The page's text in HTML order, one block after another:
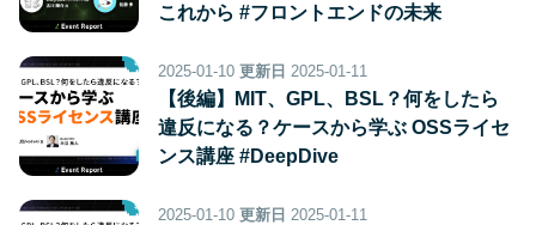
これから #フロントエンドの未来
2025-01-10 更新日 2025-01-11
【後編】MIT、GPL、BSL？何をしたら
違反になる？ケースから学ぶ OSSライセ
ンス講座 #DeepDive
2025-01-10 更新日 2025-01-11